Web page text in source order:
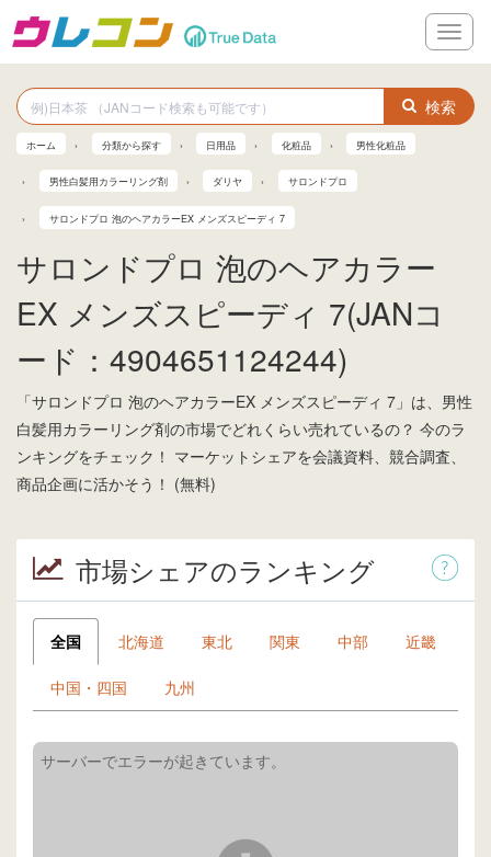
メ
ニ
ー
検索
ホーム 分類から探す 日用品 化粧品 男性化粧品
男性白髪用カラーリング剤 ダリヤ サロンドプロ
サロンドプロ 泡のヘアカラーEX メンズスピーディ 7
サロンドプロ 泡のヘアカラー
EX メンズスピーディ 7(JANコ
ード：4904651124244)
「サロンドプロ 泡のヘアカラーEX メンズスピーディ 7」は、男性
白髪用カラーリング剤の市場でどれくらい売れているの？ 今のラ
ンキングをチェック！ マーケットシェアを会議資料、競合調査、
商品企画に活かそう！ (無料)
市場シェアのランキング
全国 北海道 東北 関東 中部 近畿
中国・四国 九州